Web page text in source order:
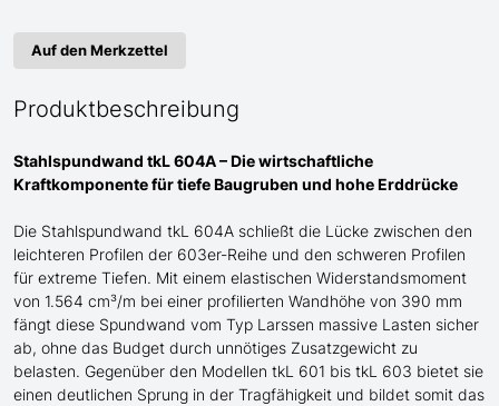
Auf den Merkzettel
Produktbeschreibung
Stahlspundwand tkL 604A – Die wirtschaftliche
Kraftkomponente für tiefe Baugruben und hohe Erddrücke
Die Stahlspundwand tkL 604A schließt die Lücke zwischen den
leichteren Profilen der 603er-Reihe und den schweren Profilen
für extreme Tiefen. Mit einem elastischen Widerstandsmoment
von 1.564 cm³/m bei einer profilierten Wandhöhe von 390 mm
fängt diese Spundwand vom Typ Larssen massive Lasten sicher
ab, ohne das Budget durch unnötiges Zusatzgewicht zu
belasten. Gegenüber den Modellen tkL 601 bis tkL 603 bietet sie
einen deutlichen Sprung in der Tragfähigkeit und bildet somit das